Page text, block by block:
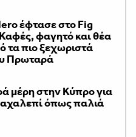
έφτασε στο Fig
φαγητό και θέα
τα πιο ξεχωριστά
Πρωταρά
μέρη στην Κύπρο για
όπως παλιά